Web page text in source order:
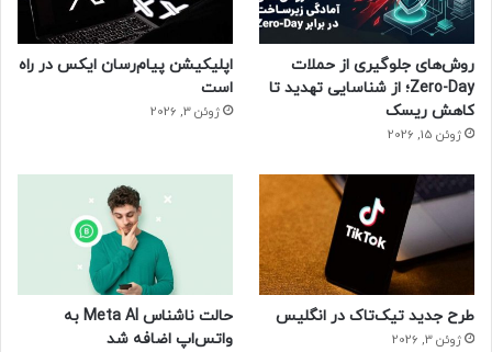
روش‌های جلوگیری از حملات
Zero-Day؛ از شناسایی تهدید تا
کاهش ریسک
ژوئن 15, 2026
اپلیکیشن پیام‌رسان ایکس در راه
است
ژوئن 3, 2026
طرح جدید تیک‌تاک در انگلیس
ژوئن 3, 2026
حالت ناشناس Meta AI به
واتس‌اپ اضافه شد